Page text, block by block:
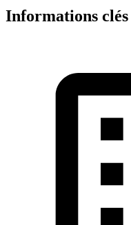
Informations clés